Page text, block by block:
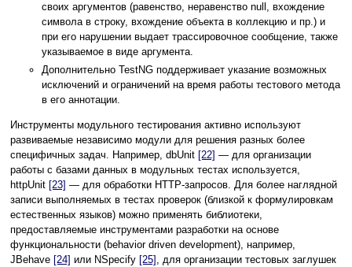
своих аргументов (равенство, неравенство null, вхождение
символа в строку, вхождение объекта в коллекцию и пр.) и
при его нарушении выдает трассировочное сообщение, также
указываемое в виде аргумента.
Дополнительно TestNG поддерживает указание возможных
исключений и ограничений на время работы тестового метода
в его аннотации.
Инструменты модульного тестирования активно используют
развиваемые независимо модули для решения разных более
специфичных задач. Например, dbUnit [22] — для организации
работы с базами данных в модульных тестах используется,
httpUnit [23] — для обработки HTTP-запросов. Для более наглядной
записи выполняемых в тестах проверок (близкой к формулировкам
естественных языков) можно применять библиотеки,
предоставляемые инструментами разработки на основе
функциональности (behavior driven development), например,
JBehave [24] или NSpecify [25] , для организации тестовых заглушек